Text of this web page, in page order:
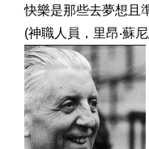
快樂是那些去夢想且
(神職人員，里昂‧蘇